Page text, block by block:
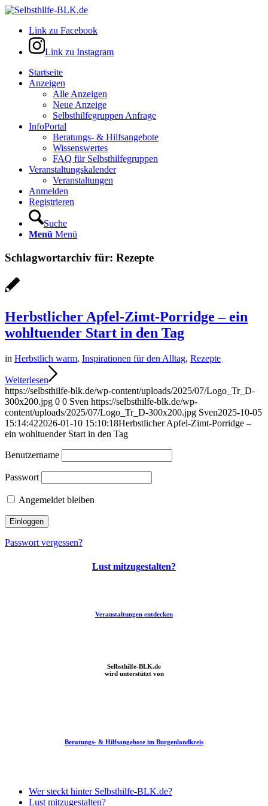
Link zu Facebook
Link zu Instagram
Startseite
Anzeigen
Alle Anzeigen
Neue Anzeige
Selbsthilfegruppen Anfrage
InfoPortal
Beratungs- & Hilfsangebote
Wissenswertes
FAQ für Selbsthilfegruppen
Veranstaltungskalender
Veranstaltungen
Anmelden
Registrieren
Suche
Menü Menü
Schlagwortarchiv für: Rezepte
Herbstlicher Apfel-Zimt-Porridge – ein
wohltuender Start in den Tag
in Herbstlich warm, Inspirationen für den Alltag, Rezepte
Weiterlesen
https://selbsthilfe-blk.de/wp-content/uploads/2025/07/Logo_Tr_D-
300x200.jpg 0 0 Sven https://selbsthilfe-blk.de/wp-
content/uploads/2025/07/Logo_Tr_D-300x200.jpg Sven2025-10-05
15:14:422026-01-10 15:10:18Herbstlicher Apfel-Zimt-Porridge –
ein wohltuender Start in den Tag
Benutzername
Passwort
Angemeldet bleiben
Passwort vergessen?
Lust mitzugestalten?
Veranstaltungen entdecken
Selbsthilfe-BLK.de
wird unterstützt von
Beratungs- & Hilfsangebote im Burgenlandkreis
Wer steckt hinter Selbsthilfe-BLK.de?
Lust mitzugestalten?